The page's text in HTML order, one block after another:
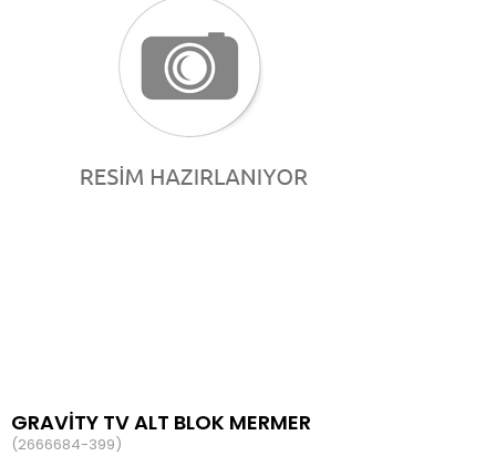
GRAVİTY TV ALT BLOK MERMER
(2666684-399)